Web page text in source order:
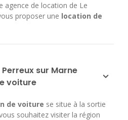
agence de location de Le
proposer une location de
sur Marne
voiture
de voiture se situe à la sortie
souhaitez visiter la région